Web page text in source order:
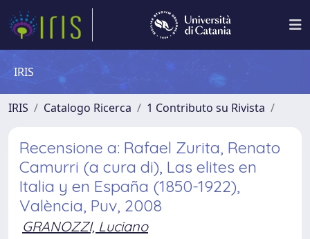
IRIS
IRIS Catalogo Ricerca 1 Contributo su Rivista
Recensione a: Rafael Zurita, Renato
Camurri (a cura di), Las elites en
Italia y en España (1850-1922),
València, Puv, 2008
GRANOZZI, Luciano